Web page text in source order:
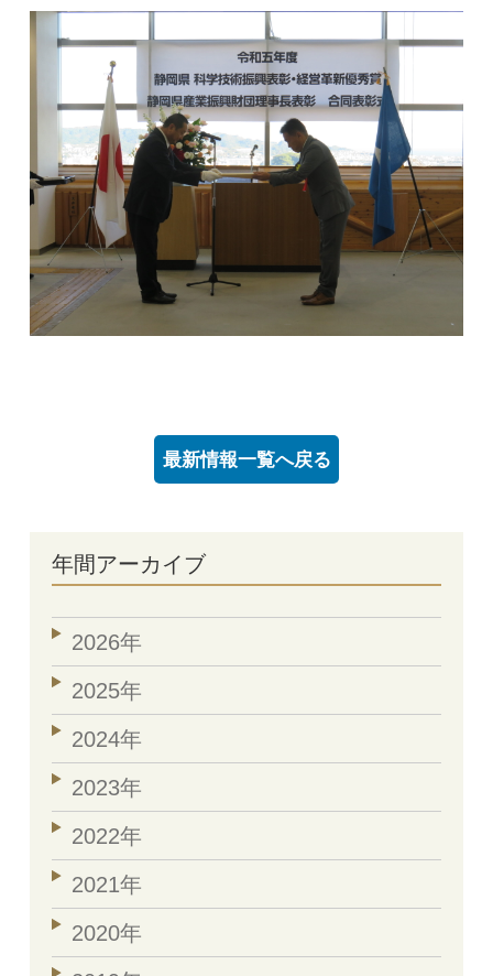
最新情報一覧へ戻る
年間アーカイブ
2026年
2025年
2024年
2023年
2022年
2021年
2020年